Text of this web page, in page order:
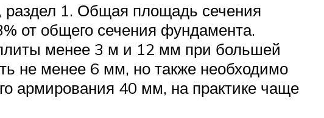
1. Общая площадь сечения
от общего сечения фундамента.
менее 3 м и 12 мм при большей
не менее 6 мм, но также необходимо
армирования 40 мм, на практике чаще